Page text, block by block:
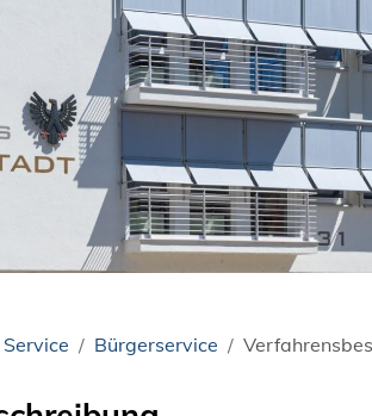
Bürgerservice